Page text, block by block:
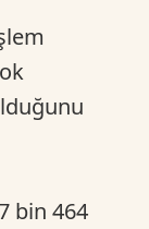
bin 464